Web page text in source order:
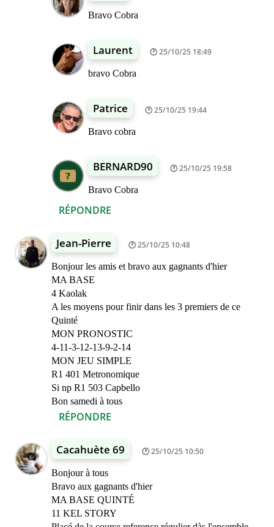
RÉPONDRE
Bravo Cobra
Laurent 25/10/25 18:49
bravo Cobra
Patrice 25/10/25 19:44
Bravo cobra
BERNARD90 25/10/25 19:58
Bravo Cobra
Jean-Pierre 25/10/25 10:48
Bonjour les amis et bravo aux gagnants d'hier
MA BASE
4 Kaolak
A les moyens pour finir dans les 3 premiers de ce
Quinté
MON PRONOSTIC
4-11-3-12-13-9-2-14
MON JEU SIMPLE
R1 401 Metronomique
Si np R1 503 Capbello
Bon samedi à tous
RÉPONDRE
Cacahuète 69 25/10/25 10:50
Bonjour à tous
Bravo aux gagnants d'hier
MA BASE QUINTÉ
11 KEL STORY